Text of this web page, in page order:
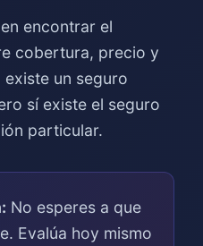
encontrar el
cobertura, precio y
un seguro
sí existe el seguro
particular.
No esperes a que
Evalúa hoy mismo